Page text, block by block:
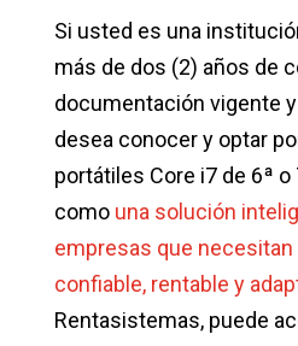
Si usted es una
más de dos (2) años de
documentación vigente
desea conocer y optar
portátiles Core i7 de 6ª o
como una solución
empresas que
confiable, rentable y
Rentasistemas, puede